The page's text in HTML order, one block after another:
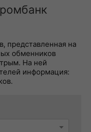
представленная на
обменников
На ней
информация: